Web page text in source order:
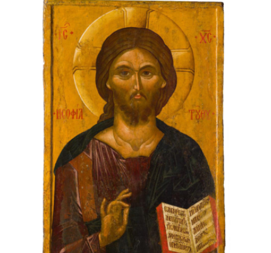
de
Nicea
II
La
segunda
fase
de
la
iconoclasia:
815
843
triunfo
de
ortodoxia
La
iconoclasia
y